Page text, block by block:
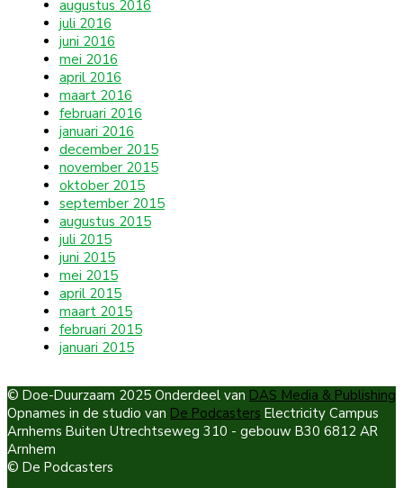
augustus 2016
juli 2016
juni 2016
mei 2016
april 2016
maart 2016
februari 2016
januari 2016
december 2015
november 2015
oktober 2015
september 2015
augustus 2015
juli 2015
juni 2015
mei 2015
april 2015
maart 2015
februari 2015
januari 2015
© Doe-Duurzaam 2025 Onderdeel van DAS Media & Publishing
Opnames in de studio van De Podcasters Electricity Campus
Arnhems Buiten Utrechtseweg 310 - gebouw B30 6812 AR
Arnhem
© De Podcasters